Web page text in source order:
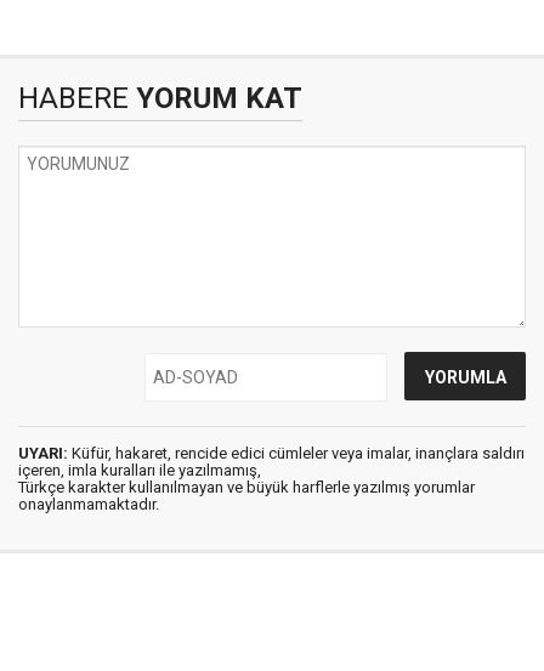
HABERE YORUM KAT
UYARI: Küfür, hakaret, rencide edici cümleler veya imalar, inançlara saldırı
içeren, imla kuralları ile yazılmamış,
Türkçe karakter kullanılmayan ve büyük harflerle yazılmış yorumlar
onaylanmamaktadır.